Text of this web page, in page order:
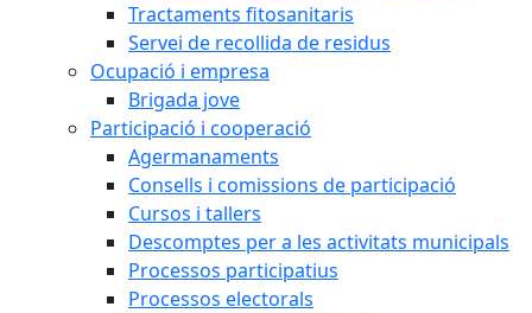
Tractaments fitosanitaris
Servei de recollida de residus
Ocupació i empresa
Brigada jove
Participació i cooperació
Agermanaments
Consells i comissions de participació
Cursos i tallers
Descomptes per a les activitats municipals
Processos participatius
Processos electorals